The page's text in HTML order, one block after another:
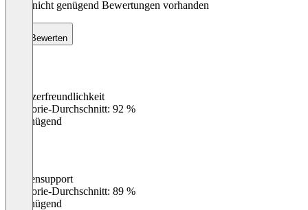
Noch nicht genügend Bewertungen vorhanden
Bewerten
Benutzerfreundlichkeit
Kategorie-Durchschnitt: 92 %
Ungenügend
Kundensupport
Kategorie-Durchschnitt: 89 %
Ungenügend